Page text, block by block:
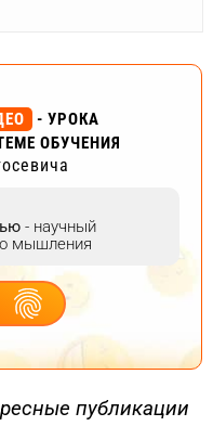
- УРОКА
ОБУЧЕНИЯ
- научный
мышления
публикации